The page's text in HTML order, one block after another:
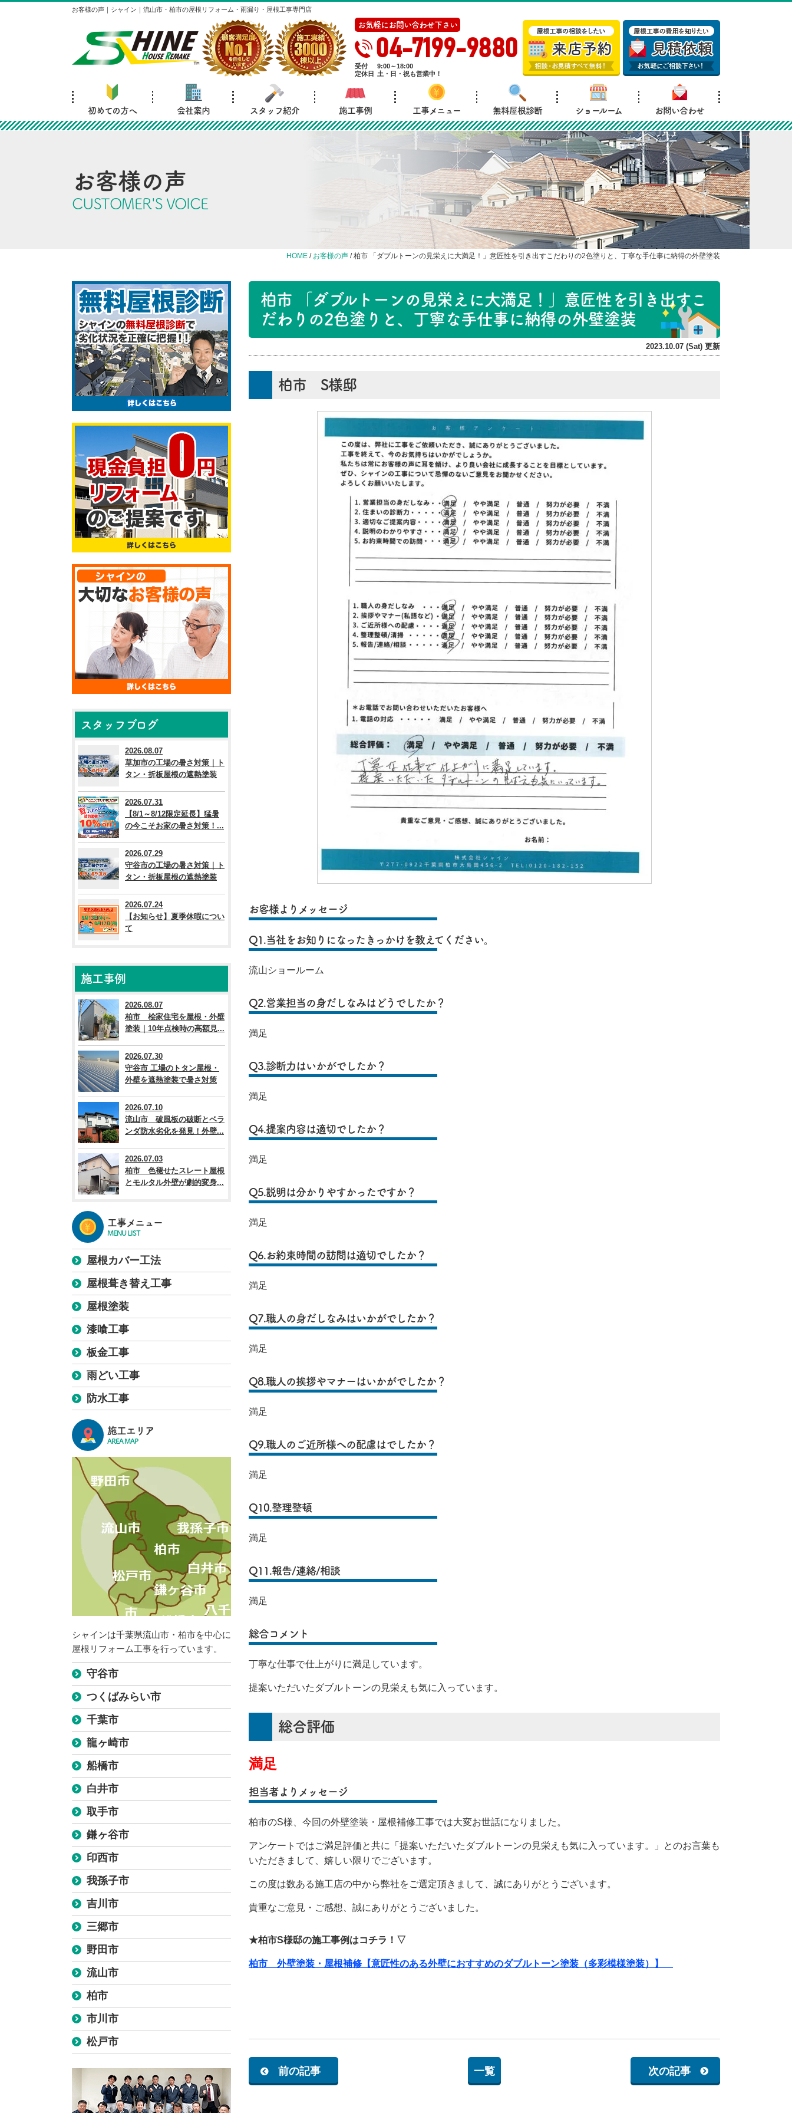
お客様の声｜シャイン｜流山市・柏市の屋根リフォーム・雨漏り・屋根工事専門店
お気軽にお問い合わせ下さい
04-7199-9880
受付
9:00～18:00
定休日
土・日・祝も営業中！
初めての方へ 会社案内 スタッフ紹介 施工事例 工事メニュー 無料屋根診断 ショールーム お問い合わせ
お客様の声
CUSTOMER'S VOICE
HOME / お客様の声 /柏市 「ダブルトーンの見栄えに大満足！」意匠性を引き出すこだわりの2色塗りと、丁寧な手仕事に納得の外壁塗装
柏市 「ダブルトーンの見栄えに大満足！」意匠性を引き出すこ
だわりの2色塗りと、丁寧な手仕事に納得の外壁塗装
2023.10.07 (Sat) 更新
柏市 S様邸
お客様よりメッセージ
Q1.当社をお知りになったきっかけを教えてください。
流山ショールーム
Q2.営業担当の身だしなみはどうでしたか？
満足
Q3.診断力はいかがでしたか？
満足
Q4.提案内容は適切でしたか？
満足
Q5.説明は分かりやすかったですか？
満足
Q6.お約束時間の訪問は適切でしたか？
満足
Q7.職人の身だしなみはいかがでしたか？
満足
Q8.職人の挨拶やマナーはいかがでしたか？
満足
Q9.職人のご近所様への配慮はでしたか？
満足
Q10.整理整頓
満足
Q11.報告/連絡/相談
満足
総合コメント
丁寧な仕事で仕上がりに満足しています。
提案いただいたダブルトーンの見栄えも気に入っています。
総合評価
満足
担当者よりメッセージ
柏市のS様、今回の外壁塗装・屋根補修工事では大変お世話になりました。
アンケートではご満足評価と共に「提案いただいたダブルトーンの見栄えも気に入っています。」とのお言葉も
いただきまして、嬉しい限りでございます。
この度は数ある施工店の中から弊社をご選定頂きまして、誠にありがとうございます。
貴重なご意見・ご感想、誠にありがとうございました。
★柏市S様邸の施工事例はコチラ！▽
柏市 外壁塗装・屋根補修【意匠性のある外壁におすすめのダブルトーン塗装（多彩模様塗装）】
前の記事 一覧 次の記事
スタッフブログ
2026.08.07
草加市の工場の暑さ対策｜ト
タン・折板屋根の遮熱塗装
2026.07.31
【8/1～8/12限定延長】猛暑
の今こそお家の暑さ対策！...
2026.07.29
守谷市の工場の暑さ対策｜ト
タン・折板屋根の遮熱塗装
2026.07.24
【お知らせ】夏季休暇につい
て
施工事例
2026.08.07
柏市 桧家住宅を屋根・外壁
塗装｜10年点検時の高額見...
2026.07.30
守谷市 工場のトタン屋根・
外壁を遮熱塗装で暑さ対策
2026.07.10
流山市 破風板の破断とベラ
ンダ防水劣化を発見！外壁...
2026.07.03
柏市 色褪せたスレート屋根
とモルタル外壁が劇的変身...
工事メニュー
MENU LIST
屋根カバー工法
屋根葺き替え工事
屋根塗装
漆喰工事
板金工事
雨どい工事
防水工事
施工エリア
AREA MAP
シャインは千葉県流山市・柏市を中心に
屋根リフォーム工事を行っています。
守谷市
つくばみらい市
千葉市
龍ヶ崎市
船橋市
白井市
取手市
鎌ヶ谷市
印西市
我孫子市
吉川市
三郷市
野田市
流山市
柏市
市川市
松戸市